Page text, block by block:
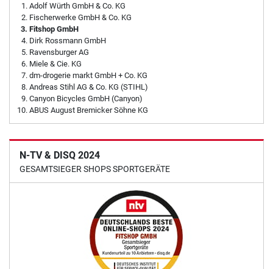
Adolf Würth GmbH & Co. KG
Fischerwerke GmbH & Co. KG
Fitshop GmbH
Dirk Rossmann GmbH
Ravensburger AG
Miele & Cie. KG
dm-drogerie markt GmbH + Co. KG
Andreas Stihl AG & Co. KG (STIHL)
Canyon Bicycles GmbH (Canyon)
ABUS August Bremicker Söhne KG
N-TV & DISQ 2024
GESAMTSIEGER SHOPS SPORTGERÄTE